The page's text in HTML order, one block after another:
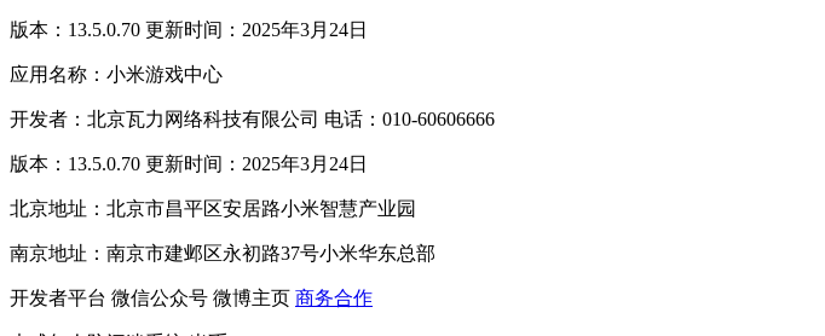
版本：13.5.0.70 更新时间：2025年3月24日
应用名称：小米游戏中心
开发者：北京瓦力网络科技有限公司 电话：010-60606666
版本：13.5.0.70 更新时间：2025年3月24日
北京地址：北京市昌平区安居路小米智慧产业园
南京地址：南京市建邺区永初路37号小米华东总部
开发者平台 微信公众号 微博主页 商务合作